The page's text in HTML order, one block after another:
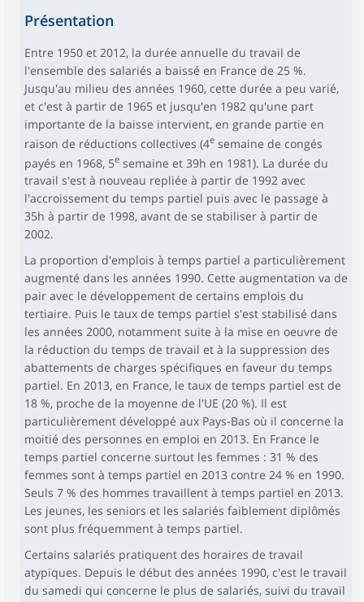
Présentation
Entre 1950 et 2012, la durée annuelle du travail de
l'ensemble des salariés a baissé en France de 25 %.
Jusqu'au milieu des années 1960, cette durée a peu varié,
et c'est à partir de 1965 et jusqu'en 1982 qu'une part
importante de la baisse intervient, en grande partie en
raison de réductions collectives (4e semaine de congés
payés en 1968, 5e semaine et 39h en 1981). La durée du
travail s'est à nouveau repliée à partir de 1992 avec
l'accroissement du temps partiel puis avec le passage à
35h à partir de 1998, avant de se stabiliser à partir de
2002.
La proportion d'emplois à temps partiel a particulièrement
augmenté dans les années 1990. Cette augmentation va de
pair avec le développement de certains emplois du
tertiaire. Puis le taux de temps partiel s'est stabilisé dans
les années 2000, notamment suite à la mise en oeuvre de
la réduction du temps de travail et à la suppression des
abattements de charges spécifiques en faveur du temps
partiel. En 2013, en France, le taux de temps partiel est de
18 %, proche de la moyenne de l'UE (20 %). Il est
particulièrement développé aux Pays-Bas où il concerne la
moitié des personnes en emploi en 2013. En France le
temps partiel concerne surtout les femmes : 31 % des
femmes sont à temps partiel en 2013 contre 24 % en 1990.
Seuls 7 % des hommes travaillent à temps partiel en 2013.
Les jeunes, les seniors et les salariés faiblement diplômés
sont plus fréquemment à temps partiel.
Certains salariés pratiquent des horaires de travail
atypiques. Depuis le début des années 1990, c'est le travail
du samedi qui concerne le plus de salariés, suivi du travail